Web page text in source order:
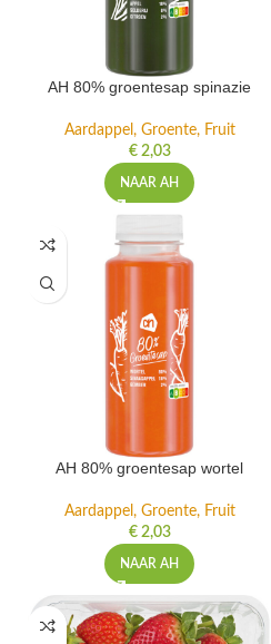
AH 80% groentesap spinazie
Aardappel, Groente, Fruit
€2,03
NAAR AH
AH 80% groentesap wortel
Aardappel, Groente, Fruit
€2,03
NAAR AH